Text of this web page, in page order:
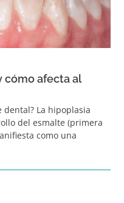
cómo afecta al
dental? La hipoplasia
del esmalte (primera
como una